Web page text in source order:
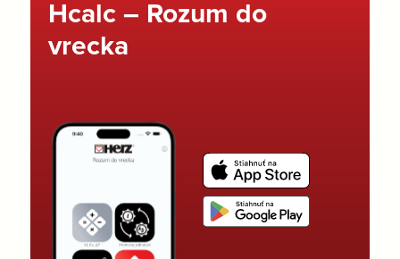
Hcalc – Rozum do
vrecka